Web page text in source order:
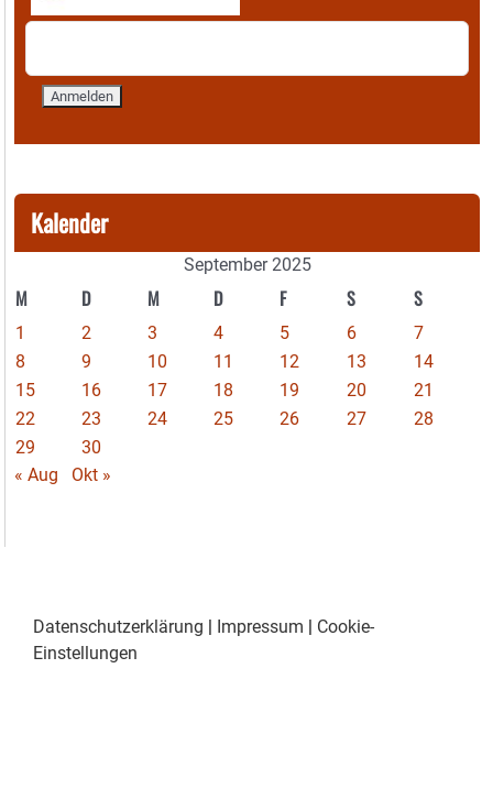
Kalender
September 2025
M D M D F S S
1 2 3 4 5 6
7
8
9 10 11 12 13
14
15
16 17 18 19 20
21
22
23 24 25 26 27
28
29
30
« Aug
Okt »
Datenschutzerklärung | Impressum | Cookie-
Einstellungen